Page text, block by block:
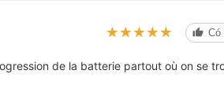
★★★★★
★★★★★ Có
de la batterie partout où on se